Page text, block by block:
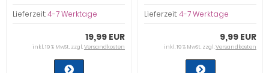
Lieferzeit:4-7 Werktage
19,99 EUR
inkl. 19 % MwSt. zzgl.Versandkosten
Lieferzeit:4-7 Werktage
9,99 EUR
inkl. 19 % MwSt. zzgl.Versandkosten